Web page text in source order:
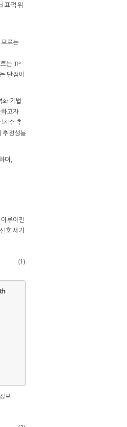
표적 위
르는
는 TP
단점이
기법
고자
지수 추
추정성능
며,
루어진
호 세기
(1)
보